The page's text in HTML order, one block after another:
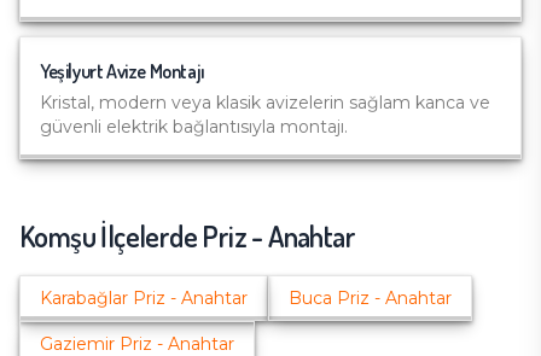
YeşilyurtAvize Montajı
Kristal, modern veya klasik avizelerin sağlam kanca ve
güvenli elektrik bağlantısıyla montajı.
Komşu İlçelerdePriz - Anahtar
Karabağlar Priz - Anahtar Buca Priz - Anahtar
Gaziemir Priz - Anahtar